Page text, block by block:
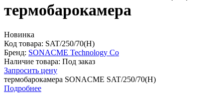
термобарокамера
Новинка
Код товара: SAT/250/70(H)
Бренд: SONACME Technology Co
Наличие товара: Под заказ
Запросить цену
термобарокамера SONACME SAT/250/70(H)
Подробнее